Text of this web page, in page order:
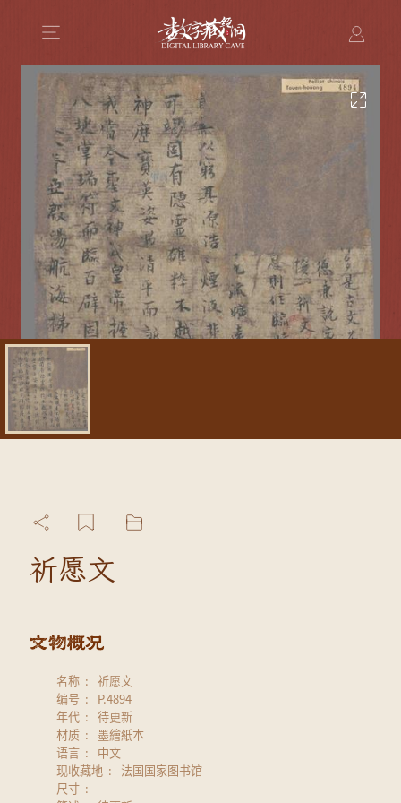
祈愿文
名称
祈愿文
编号
P.4894
年代
待更新
材质
墨繪紙本
语言
中文
现收藏地
法国国家图书馆
尺寸